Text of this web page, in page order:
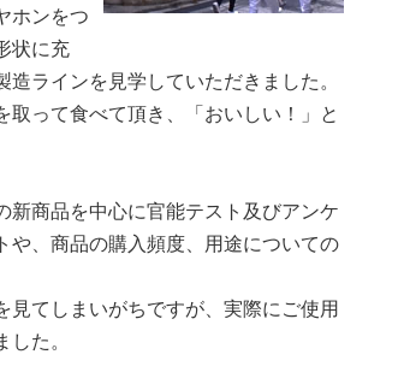
ホンをつ
状に充
ラインを見学していただきました。
って食べて頂き、「おいしい！」と
商品を中心に官能テスト及びアンケ
や、商品の購入頻度、用途についての
てしまいがちですが、実際にご使用
た。